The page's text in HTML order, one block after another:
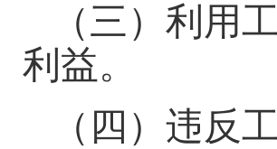
（三）利用
利益。
（四）违反